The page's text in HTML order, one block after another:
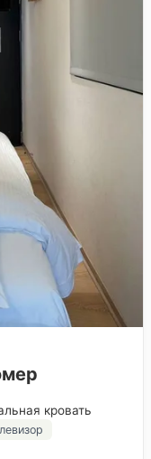
кровать